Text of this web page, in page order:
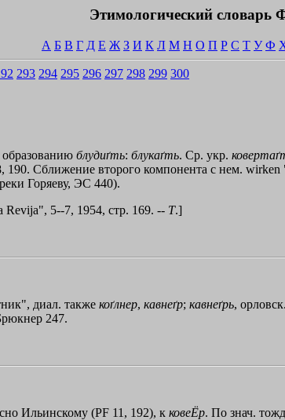
Этимологический словарь
А Б В Г Д Е Ж З И К Л М Н О П Р С Т У Ф
293 294 295 296 297 298 299 300
блудиґть: блукаґть. Ср. укр.
Сближение второго компонента с нем.
Горяеву, ЭС 440).
5--7, 1954, стр. 169. -- Т.]
диал. также коґлнер, кавнеґр; кавнеґрь,
247.
Ильинскому (РF 11, 192), к ковеЁр. По знач.